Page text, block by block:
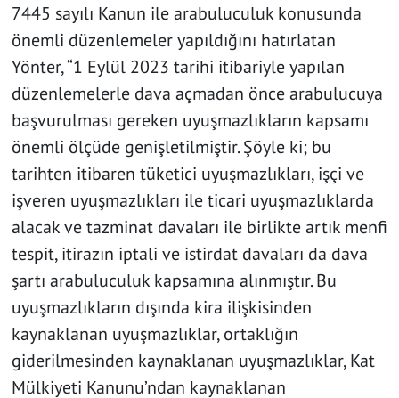
7445 sayılı Kanun ile arabuluculuk konusunda
önemli düzenlemeler yapıldığını hatırlatan
Yönter, “1 Eylül 2023 tarihi itibariyle yapılan
düzenlemelerle dava açmadan önce arabulucuya
başvurulması gereken uyuşmazlıkların kapsamı
önemli ölçüde genişletilmiştir. Şöyle ki; bu
tarihten itibaren tüketici uyuşmazlıkları, işçi ve
işveren uyuşmazlıkları ile ticari uyuşmazlıklarda
alacak ve tazminat davaları ile birlikte artık menfi
tespit, itirazın iptali ve istirdat davaları da dava
şartı arabuluculuk kapsamına alınmıştır. Bu
uyuşmazlıkların dışında kira ilişkisinden
kaynaklanan uyuşmazlıklar, ortaklığın
giderilmesinden kaynaklanan uyuşmazlıklar, Kat
Mülkiyeti Kanunu’ndan kaynaklanan